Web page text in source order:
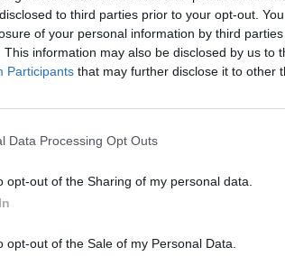
to third parties prior to your opt-out.
of your personal information by third
This information may also be disclosed by us to
Participants that may further disclose it to other
Data Processing Opt Outs
opt-out of the Sharing of my personal data.
opt-out of the Sale of my Personal Data.
įvertinę ekspertai
statistiką rusai